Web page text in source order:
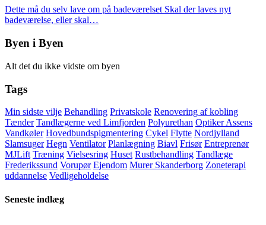
Dette må du selv lave om på badeværelset Skal der laves nyt
badeværelse, eller skal…
Byen i Byen
Alt det du ikke vidste om byen
Tags
Min sidste vilje Behandling Privatskole Renovering af kobling
Tænder Tandlægerne ved Limfjorden Polyurethan Optiker Assens
Vandkøler Hovedbundspigmentering Cykel Flytte Nordjylland
Slamsuger Hegn Ventilator Planlægning Biavl Frisør Entreprenør
MJLift Træning Vielsesring Huset Rustbehandling Tandlæge
Frederikssund Vorupør Ejendom Murer Skanderborg Zoneterapi
uddannelse Vedligeholdelse
Seneste indlæg